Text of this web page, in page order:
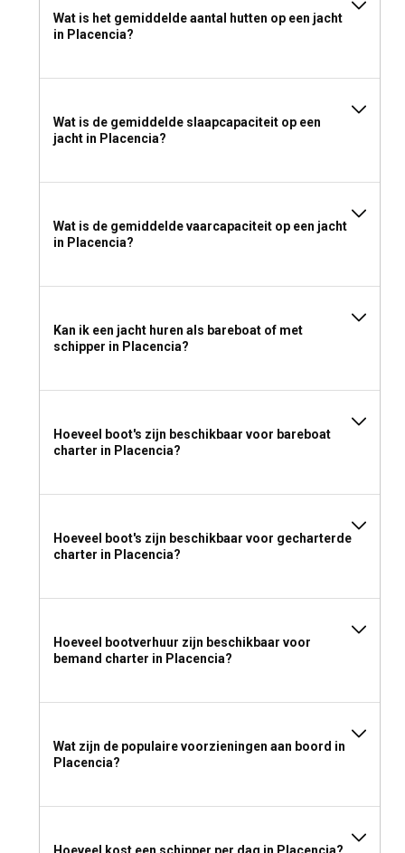
Wat is het gemiddelde aantal hutten op een jacht
in Placencia?
Wat is de gemiddelde slaapcapaciteit op een
jacht in Placencia?
Wat is de gemiddelde vaarcapaciteit op een jacht
in Placencia?
Kan ik een jacht huren als bareboat of met
schipper in Placencia?
Hoeveel boot's zijn beschikbaar voor bareboat
charter in Placencia?
Hoeveel boot's zijn beschikbaar voor gecharterde
charter in Placencia?
Hoeveel bootverhuur zijn beschikbaar voor
bemand charter in Placencia?
Wat zijn de populaire voorzieningen aan boord in
Placencia?